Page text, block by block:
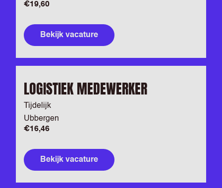
€19,60
Bekijk vacature
LOGISTIEK MEDEWERKER
Tijdelijk
Ubbergen
€16,46
Bekijk vacature